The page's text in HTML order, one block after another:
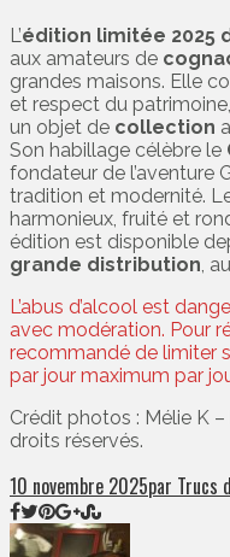
L’édition limitée 2025
aux amateurs de
grandes maisons. Elle
et respect du
un objet de collection
Son habillage célèbre le
fondateur de l’aventure
tradition et modernité.
harmonieux, fruité et
édition est disponible
grande distribution,
L’abus d’alcool est
avec modération. Pour
recommandé de limiter
par jour maximum par
Crédit photos : Mélie K
droits réservés.
10 novembre 2025par Trucs